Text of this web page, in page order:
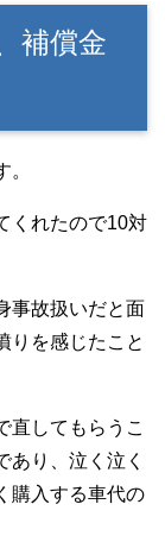
補償金
くれたので10対
事故扱いだと面
りを感じたこと
直してもらうこ
あり、泣く泣く
購入する車代の